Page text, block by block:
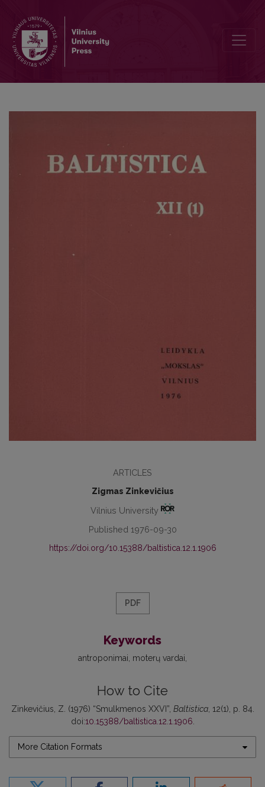
ARTICLES
Zigmas Zinkevičius
Vilnius University
Published 1976-09-30
https://doi.org/10.15388/baltistica.12.1.1906
PDF
Keywords
antroponimai moterų vardai
How to Cite
Zinkevičius, Z. (1976) “Smulkmenos XXVI”, Baltistica, 12(1), p. 84.
doi:10.15388/baltistica.12.1.1906
More Citation Formats